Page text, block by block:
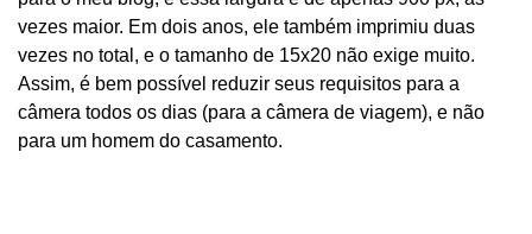
vezes maior. Em dois anos, ele também imprimiu duas
vezes no total, e o tamanho de 15x20 não exige muito.
Assim, é bem possível reduzir seus requisitos para a
câmera todos os dias (para a câmera de viagem), e não
para um homem do casamento.